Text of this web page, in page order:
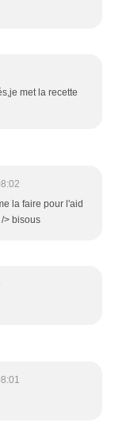
met la recette
la faire pour l'aid
> bisous